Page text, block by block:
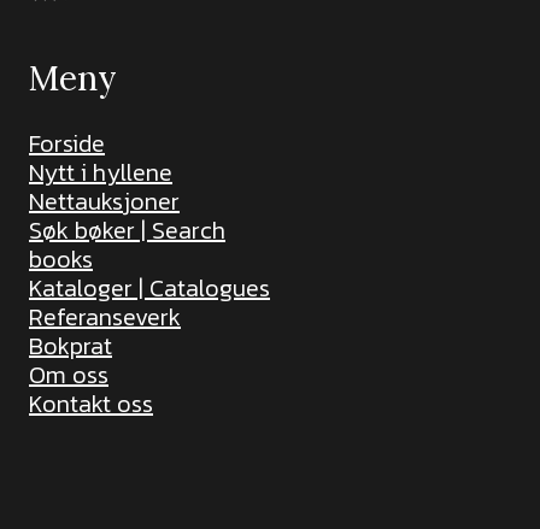
Meny
Forside
Nytt i hyllene
Nettauksjoner
Søk bøker | Search
books
Kataloger | Catalogues
Referanseverk
Bokprat
Om oss
Kontakt oss